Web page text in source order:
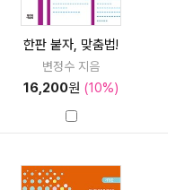
한판 붙자, 맞춤법!
변정수 지음
16,200원 (10%)